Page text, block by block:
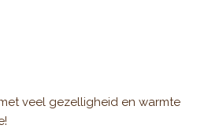
veel gezelligheid en warmte